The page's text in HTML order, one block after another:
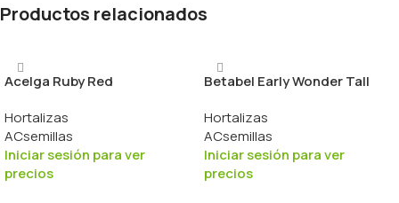
Productos relacionados
Acelga Ruby Red
Hortalizas
ACsemillas
Iniciar sesión para ver
precios
Betabel Early Wonder Tall
Hortalizas
ACsemillas
Iniciar sesión para ver
precios